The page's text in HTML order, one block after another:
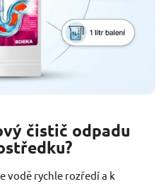
čistič odpadu
vodě rychle rozředí a k